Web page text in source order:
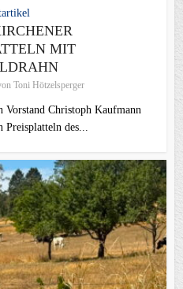
MIT
Toni Hötzelsperger
Vorstand Christoph Kaufmann
Preisplatteln des...